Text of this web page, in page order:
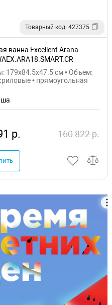
Товарный код: 427375
ванна Excellent Arana
179x84.5x47.5 см • Объем:
• прямоугольная
р. 160 822 р.